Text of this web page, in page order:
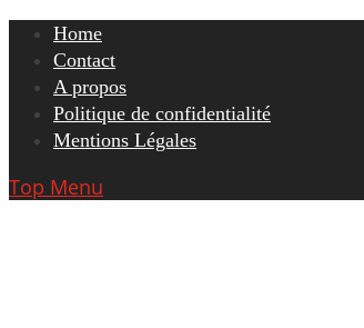
Skip
content
Home
Contact
A propos
Politique de confidentialité
Mentions Légales
Top Menu